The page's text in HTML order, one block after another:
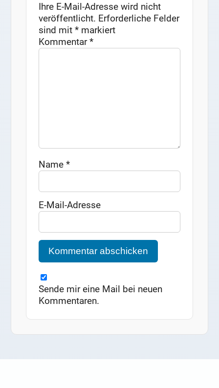
Ihre E-Mail-Adresse wird nicht
veröffentlicht. Erforderliche Felder
sind mit* markiert
Kommentar*
Name*
E-Mail-Adresse
Sende mir eine Mail bei neuen
Kommentaren.